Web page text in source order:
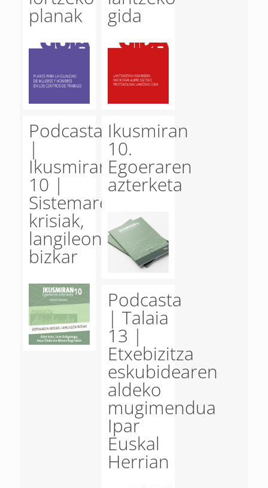
planak gida
Podcasta
|
Ikusmiran
10 |
Sistemaren
krisiak,
langileon
bizkar
Ikusmiran
10.
Egoeraren
azterketa
Podcasta
| Talaia
13 |
Etxebizitza
eskubidearen
aldeko
mugimendua
Ipar
Euskal
Herrian